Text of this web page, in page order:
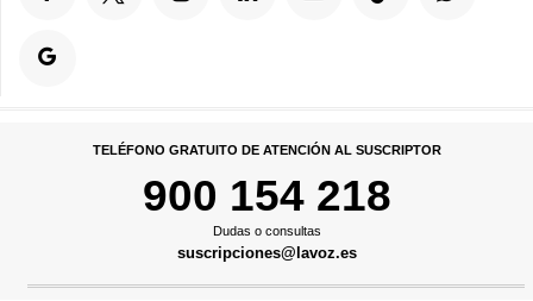
TELÉFONO GRATUITO DE ATENCIÓN AL SUSCRIPTOR
900 154 218
Dudas o consultas
suscripciones@lavoz.es